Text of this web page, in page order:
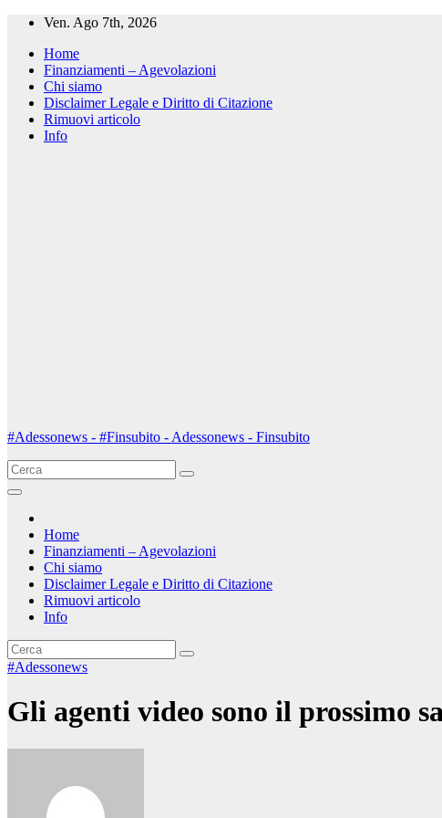
Salta
contenuto
Ven. Ago 7th, 2026
Home
Finanziamenti – Agevolazioni
Chi siamo
Disclaimer Legale e Diritto di Citazione
Rimuovi articolo
Info
#Adessonews - #Finsubito - Adessonews - Finsubito
Home
Finanziamenti – Agevolazioni
Chi siamo
Disclaimer Legale e Diritto di Citazione
Rimuovi articolo
Info
#Adessonews
Gli agenti video sono il prossimo